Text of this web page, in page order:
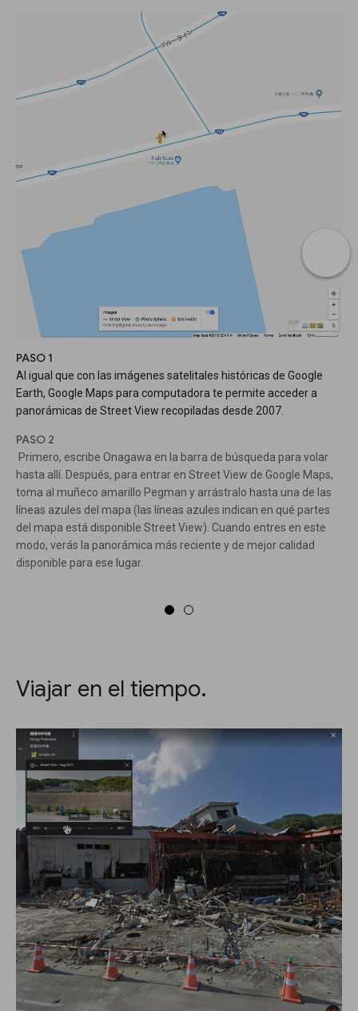
PASO 1
Al igual que con las imágenes satelitales históricas de Google
Earth, Google Maps para computadora te permite acceder a
panorámicas de Street View recopiladas desde 2007.
PASO 2
Primero, escribe Onagawa en la barra de búsqueda para volar
hasta allí. Después, para entrar en Street View de Google Maps,
toma al muñeco amarillo Pegman y arrástralo hasta una de las
líneas azules del mapa (las líneas azules indican en qué partes
del mapa está disponible Street View). Cuando entres en este
modo, verás la panorámica más reciente y de mejor calidad
disponible para ese lugar.
Viajar en el tiempo.